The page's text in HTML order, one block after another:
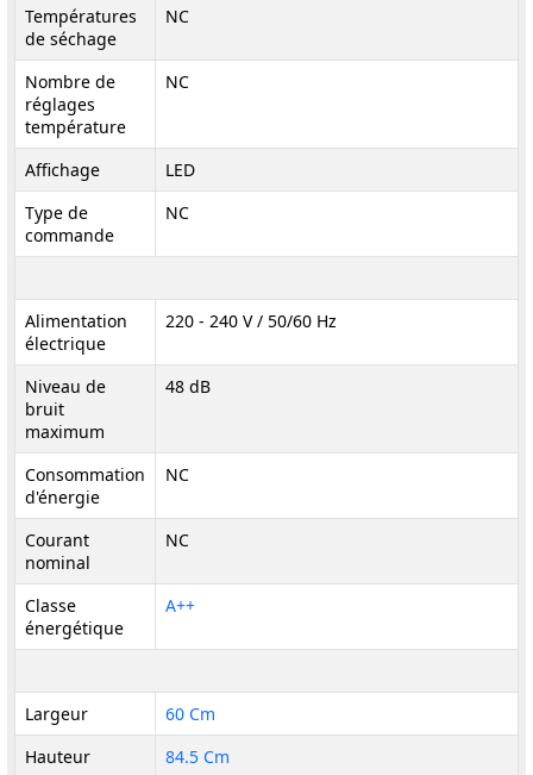
Températures
de séchage
NC
Nombre de
réglages
température
NC
Affichage
LED
Type de
commande
NC
Alimentation
électrique
220 - 240 V / 50/60 Hz
Niveau de
bruit
maximum
48 dB
Consommation
d'énergie
NC
Courant
nominal
NC
Classe
énergétique
A++
Largeur
60 Cm
Hauteur
84.5 Cm